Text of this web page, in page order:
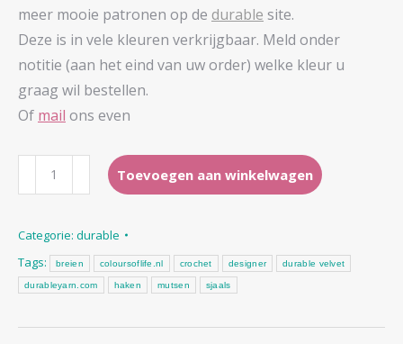
meer mooie patronen op de durable site.
Deze is in vele kleuren verkrijgbaar. Meld onder
notitie (aan het eind van uw order) welke kleur u
graag wil bestellen.
Of mail ons even
durable
-
aantal
Toevoegen aan winkelwagen
Categorie: durable
Tags:
breien coloursoflife.nl crochet designer durable velvet
durableyarn.com haken mutsen sjaals